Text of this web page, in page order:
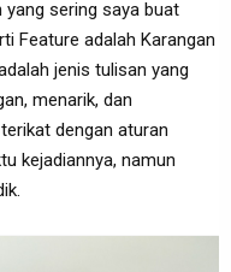
yang sering saya buat
Feature adalah Karangan
jenis tulisan yang
menarik, dan
dengan aturan
kejadiannya, namun